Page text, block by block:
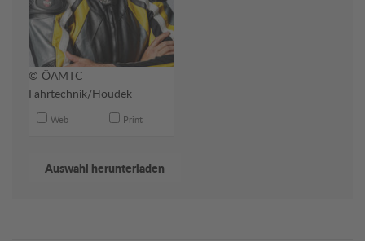
© ÖAMTC
Fahrtechnik/Houdek
Web Print